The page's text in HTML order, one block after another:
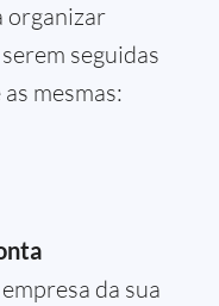
organizar
seguidas
mesmas:
da sua